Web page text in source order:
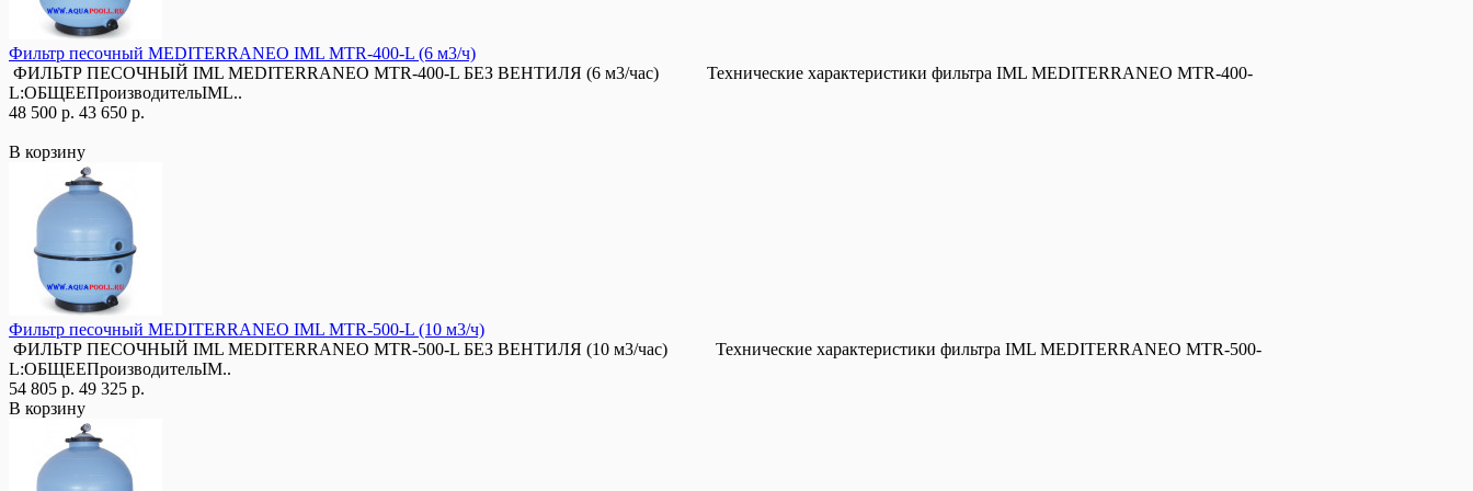
Фильтр песочный MEDITERRANEO IML MTR-400-L (6 м3/ч)
ФИЛЬТР ПЕСОЧНЫЙ IML MEDITERRANEO MTR-400-L БЕЗ ВЕНТИЛЯ (6 м3/час) Технические характеристики фильтра IML MEDITERRANEO MTR-400-
L:ОБЩЕЕПроизводительIML..
48 500 р. 43 650 р.
В корзину
Фильтр песочный MEDITERRANEO IML MTR-500-L (10 м3/ч)
ФИЛЬТР ПЕСОЧНЫЙ IML MEDITERRANEO MTR-500-L БЕЗ ВЕНТИЛЯ (10 м3/час) Технические характеристики фильтра IML MEDITERRANEO MTR-500-
L:ОБЩЕЕПроизводительIM..
54 805 р. 49 325 р.
В корзину